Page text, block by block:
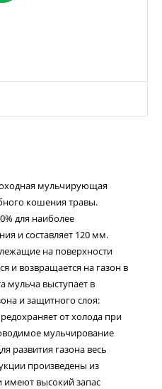
мульчирующая
кошения травы.
для наиболее
и составляет 120 мм.
на поверхности
и возвращается на газон в
мульча выступает в
и защитного слоя:
от холода при
мульчирование
развития газона весь
произведены из
имеют высокий запас